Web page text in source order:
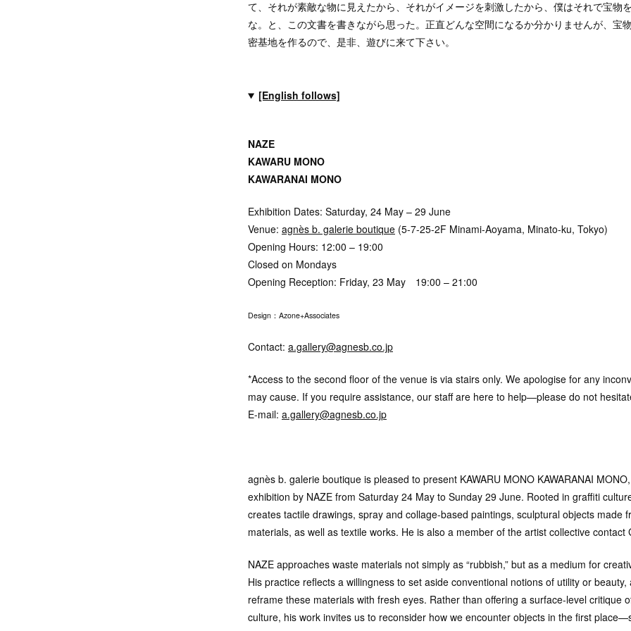
て、それが素敵な物に見えたから、それがイメージを刺激したから、僕はそれで宝物
な。と、この文書を書きながら思った。正直どんな空間になるか分かりませんが、宝
密基地を作るので、是非、遊びに来て下さい。
[English follows]
NAZE
KAWARU MONO
KAWARANAI MONO
Exhibition Dates: Saturday, 24 May – 29 June
Venue: agnès b. galerie boutique (5-7-25-2F Minami-Aoyama, Minato-ku, Tokyo)
Opening Hours: 12:00 – 19:00
Closed on Mondays
Opening Reception: Friday, 23 May 19:00 – 21:00
Design：Azone+Associates
Contact: a.gallery@agnesb.co.jp
*Access to the second floor of the venue is via stairs only. We apologise for any
may cause. If you require assistance, our staff are here to help—please do not
E-mail: a.gallery@agnesb.co.jp
agnès b. galerie boutique is pleased to present KAWARU MONO KAWARANAI
exhibition by NAZE from Saturday 24 May to Sunday 29 June. Rooted in graffiti
creates tactile drawings, spray and collage-based paintings, sculptural objects made
materials, as well as textile works. He is also a member of the artist collective contact
NAZE approaches waste materials not simply as “rubbish,” but as a medium for
His practice reflects a willingness to set aside conventional notions of utility or beauty,
reframe these materials with fresh eyes. Rather than offering a surface-level critique
culture, his work invites us to reconsider how we encounter objects in the first